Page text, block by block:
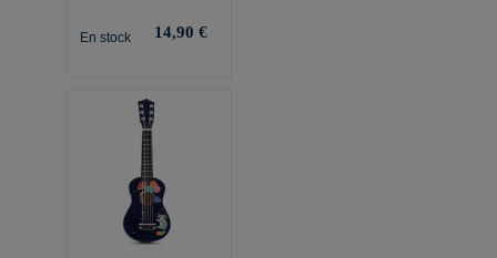
En stock 14,90 €